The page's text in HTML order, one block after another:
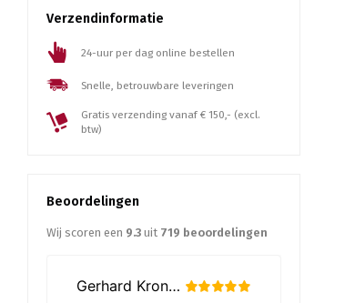
Verzendinformatie
24-uur per dag online bestellen
Snelle, betrouwbare leveringen
Gratis verzending vanaf € 150,- (excl.
btw)
Beoordelingen
Wij scoren een 9.3 uit 719 beoordelingen